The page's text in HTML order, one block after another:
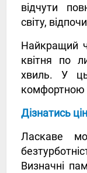
відчути
світу,
Найкращий
квітня по
хвиль. У
комфортною
Дізнатись
Ласкаве
Визначні